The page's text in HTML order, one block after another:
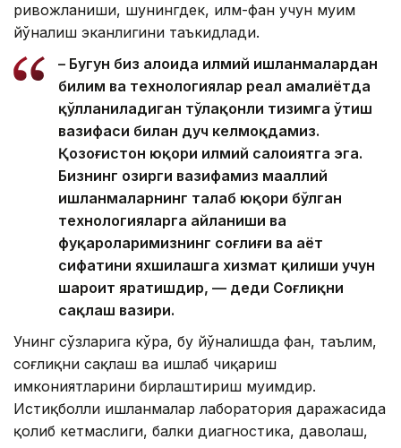
ривожланиши, шунингдек, илм-фан учун муҳим
йўналиш эканлигини таъкидлади.
– Бугун биз алоҳида илмий ишланмалардан
билим ва технологиялар реал амалиётда
қўлланиладиган тўлақонли тизимга ўтиш
вазифаси билан дуч келмоқдамиз.
Қозоғистон юқори илмий салоҳиятга эга.
Бизнинг ҳозирги вазифамиз маҳаллий
ишланмаларнинг талаб юқори бўлган
технологияларга айланиши ва
фуқароларимизнинг соғлиғи ва ҳаёт
сифатини яхшилашга хизмат қилиши учун
шароит яратишдир, — деди Соғлиқни
сақлаш вазири.
Унинг сўзларига кўра, бу йўналишда фан, таълим,
соғлиқни сақлаш ва ишлаб чиқариш
имкониятларини бирлаштириш муҳимдир.
Истиқболли ишланмалар лаборатория даражасида
қолиб кетмаслиги, балки диагностика, даволаш,